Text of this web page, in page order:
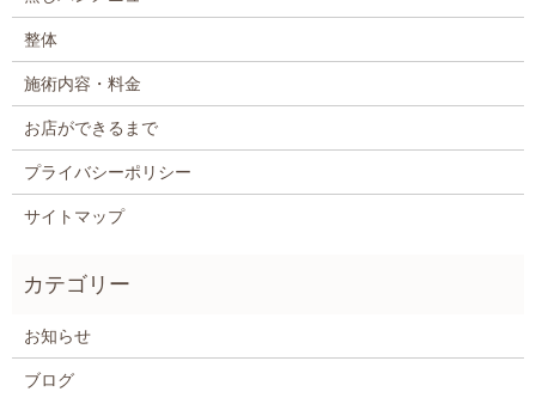
整体
施術内容・料金
お店ができるまで
プライバシーポリシー
サイトマップ
お知らせ
ブログ